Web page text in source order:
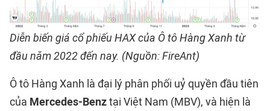
Diễn biến giá cổ phiếu HAX của Ô tô Hàng Xanh từ
đầu năm 2022 đến nay. (Nguồn: FireAnt)
Ô tô Hàng Xanh là đại lý phân phối uỷ quyền đầu tiên
của Mercedes-Benztại Việt Nam (MBV), và hiện là